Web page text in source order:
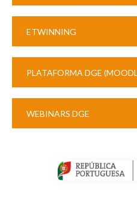
ETWINNING
PLATAFORMA DGE
WEBINARS DGE